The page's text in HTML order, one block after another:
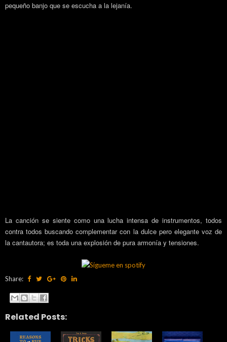
pequeño banjo que se escucha a la lejanía.
La canción se siente como una lucha intensa de instrumentos, todos
contra todos buscando complementar con la dulce pero elegante voz de
la cantautora; es toda una explosión de pura armonía y tensiones.
Share:
Related Posts: